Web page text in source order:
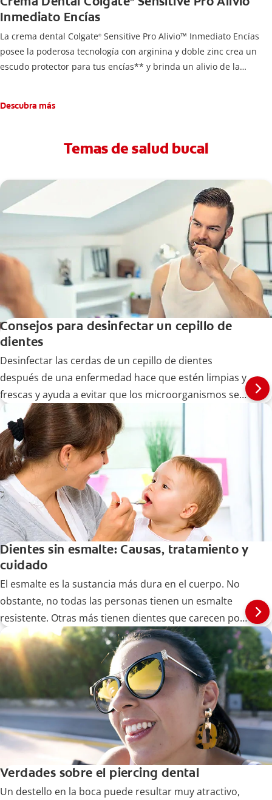
Inmediato Encías
La crema dental Colgate® Sensitive Pro Alivio™ Inmediato Encías
posee la poderosa tecnología con arginina y doble zinc crea un
escudo protector para tus encías** y brinda un alivio de la
La salud de las encías es muy importante y debe ser una
malestar en las encías, probá la pasta dental Colgate
causados por la sensibilidad dental. Su fórmula con acción dual
funciona sellando los canales que conducen al centro del diente,
bloqueando la sensibilidad.
Mientras más la usás, más protección tenés: la pasta de dientes
Sensitive Pro Alivio™ Inmediato Encías crea una barrera
de larga duración que actúa como un escudo protector contra la
sensibilidad dental y previene problemas de encías como la
recesión de encías. Clínicamente comprobado.
*Con aplicación directa, masajeando por un minuto en cada
diente sensible.
**Con uso regular.
***vs. cremas dentales de nitrato de potasio
Descubra más
Temas de salud bucal
Consejos para desinfectar un cepillo de
dientes
Desinfectar las cerdas de un cepillo de dientes
después de una enfermedad hace que estén limpias y
frescas y ayuda a evitar que los microorganismos se
extiendan. A continuación, le decimos cómo hacerlo.
Dientes sin esmalte: Causas, tratamiento y
cuidado
El esmalte es la sustancia más dura en el cuerpo. No
obstante, no todas las personas tienen un esmalte
resistente. Otras más tienen dientes que carecen por
completo de él. Descubra más aquí.
Verdades sobre el piercing dental
Un destello en la boca puede resultar muy atractivo,